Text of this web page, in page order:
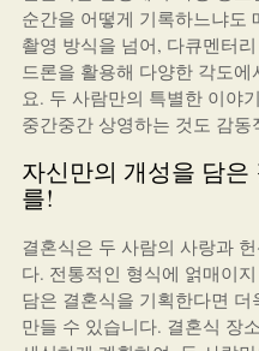
순간을 어떻게 기록하느냐도
촬영 방식을 넘어, 다큐멘터
드론을 활용해 다양한 각도
요. 두 사람만의 특별한 이야
중간중간 상영하는 것도 감
자신만의 개성을 담
를!
결혼식은 두 사람의 사랑과
다. 전통적인 형식에 얽매이
담은 결혼식을 기획한다면
만들 수 있습니다. 결혼식 장